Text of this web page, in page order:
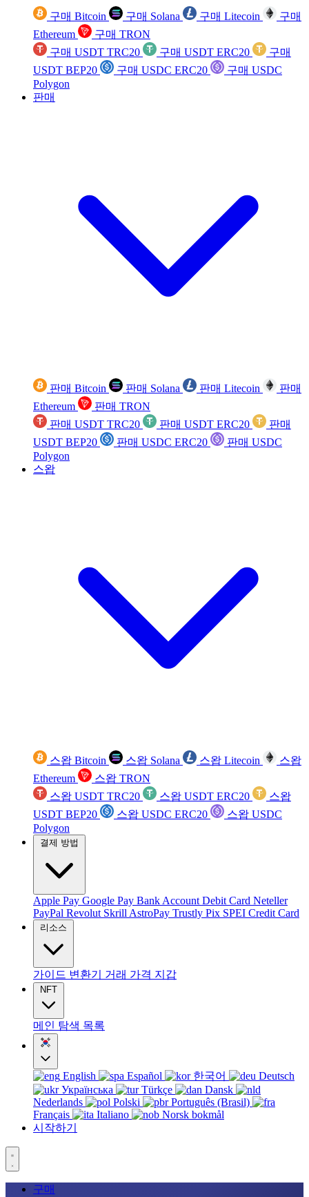
구매 Bitcoin 구매 Solana 구매 Litecoin
구매
Ethereum
구매 TRON
구매 USDT TRC20
구매 USDT ERC20
구매
USDT BEP20
구매 USDC ERC20
구매 USDC
Polygon
판매
판매 Bitcoin 판매 Solana 판매 Litecoin
판매
Ethereum
판매 TRON
판매 USDT TRC20
판매 USDT ERC20
판매
USDT BEP20
판매 USDC ERC20
판매 USDC
Polygon
스왑
스왑 Bitcoin 스왑 Solana 스왑 Litecoin
스왑
Ethereum
스왑 TRON
스왑 USDT TRC20
스왑 USDT ERC20
스왑
USDT BEP20
스왑 USDC ERC20
스왑 USDC
Polygon
결제 방법
Apple Pay Google Pay Bank Account Debit Card Neteller
PayPal Revolut Skrill AstroPay Trustly Pix SPEI Credit Card
리소스
가이드 변환기 거래 가격 지갑
NFT
메인 탐색 목록
English Español 한국어
Deutsch
Українська
Türkçe
Dansk
Nederlands
Polski
Português (Brasil)
Français
Italiano
Norsk bokmål
시작하기
구매